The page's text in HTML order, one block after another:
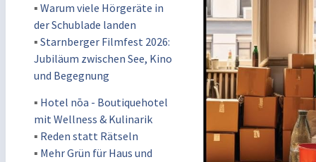
▪ Warum viele Hörgeräte in
der Schublade landen
▪ Starnberger Filmfest 2026:
Jubiläum zwischen See, Kino
und Begegnung
▪ Hotel nōa - Boutiquehotel
mit Wellness & Kulinarik
▪ Reden statt Rätseln
▪ Mehr Grün für Haus und